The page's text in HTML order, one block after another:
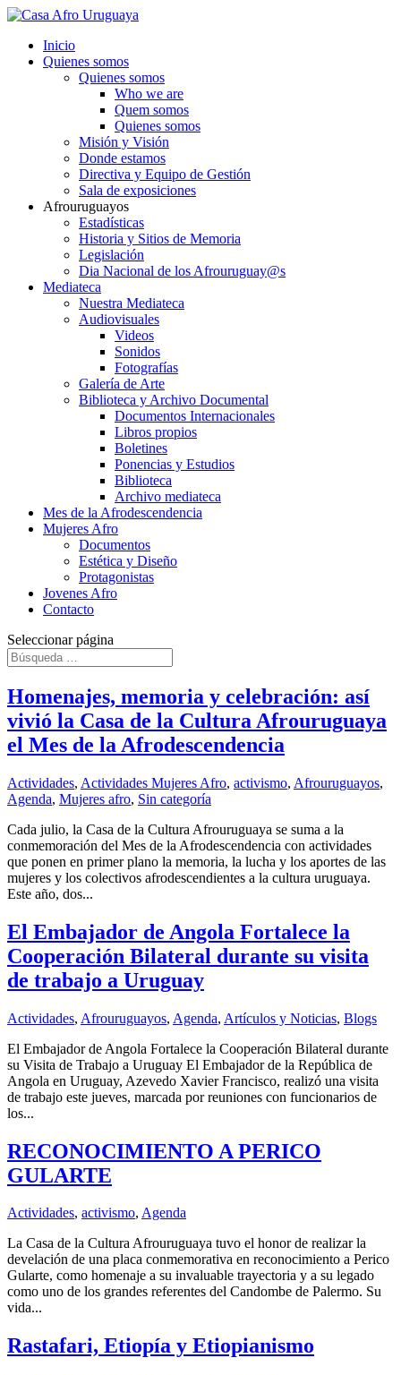
Inicio
Quienes somos
Quienes somos
Who we are
Quem somos
Quienes somos
Misión y Visión
Donde estamos
Directiva y Equipo de Gestión
Sala de exposiciones
Afrouruguayos
Estadísticas
Historia y Sitios de Memoria
Legislación
Dia Nacional de los Afrouruguay@s
Mediateca
Nuestra Mediateca
Audiovisuales
Videos
Sonidos
Fotografías
Galería de Arte
Biblioteca y Archivo Documental
Documentos Internacionales
Libros propios
Boletines
Ponencias y Estudios
Biblioteca
Archivo mediateca
Mes de la Afrodescendencia
Mujeres Afro
Documentos
Estética y Diseño
Protagonistas
Jovenes Afro
Contacto
Seleccionar página
Homenajes, memoria y celebración: así
vivió la Casa de la Cultura Afrouruguaya
el Mes de la Afrodescendencia
Actividades, Actividades Mujeres Afro, activismo, Afrouruguayos,
Agenda, Mujeres afro, Sin categoría
Cada julio, la Casa de la Cultura Afrouruguaya se suma a la
conmemoración del Mes de la Afrodescendencia con actividades
que ponen en primer plano la memoria, la lucha y los aportes de las
mujeres y los colectivos afrodescendientes a la cultura uruguaya.
Este año, dos...
El Embajador de Angola Fortalece la
Cooperación Bilateral durante su visita
de trabajo a Uruguay
Actividades, Afrouruguayos, Agenda, Artículos y Noticias, Blogs
El Embajador de Angola Fortalece la Cooperación Bilateral durante
su Visita de Trabajo a Uruguay El Embajador de la República de
Angola en Uruguay, Azevedo Xavier Francisco, realizó una visita
de trabajo este jueves, marcada por reuniones con funcionarios de
los...
RECONOCIMIENTO A PERICO
GULARTE
Actividades, activismo, Agenda
La Casa de la Cultura Afrouruguaya tuvo el honor de realizar la
develación de una placa conmemorativa en reconocimiento a Perico
Gularte, como homenaje a su invaluable trayectoria y a su legado
como uno de los grandes referentes del Candombe de Palermo. Su
vida...
Rastafari, Etiopía y Etiopianismo